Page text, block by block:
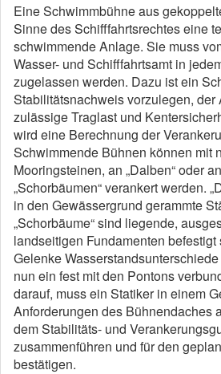
Eine Schwimmbühne aus
Sinne des Schifffahrtsrechtes eine
schwimmende Anlage. Sie muss
Wasser- und Schifffahrtsamt in
zugelassen werden. Dazu ist ein
Stabilitätsnachweis vorzulegen, der
zulässige Traglast und
wird eine Berechnung der
Schwimmende Bühnen können mit
Mooringsteinen, an „Dalben“ oder
„Schorbäumen“ verankert werden.
in den Gewässergrund gerammte
„Schorbäume“ sind liegende,
landseitigen Fundamenten
Gelenke
nun ein fest mit den Pontons
darauf, muss ein Statiker in einem
Anforderungen des Bühnendaches
dem Stabilitäts- und
zusammenführen und für den
bestätigen.